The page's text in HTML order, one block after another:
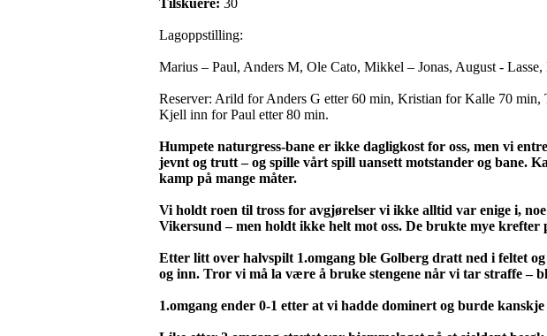
Lagoppstilling:
Marius – Paul, Anders M, Ole Cato, Mikkel – Jonas, August -
Reserver: Arild for Anders G etter 60 min, Kristian for Kalle 70
Kjell inn for Paul etter 80 min.
Humpete naturgress-bane er ikke dagligkost for oss, men vi
jevnt og trutt – og spille vårt spill uansett motstander og bane.
kamp på mange måter.
Vi holdt roen til tross for avgjørelser vi ikke alltid var enige i,
Vikersund – men holdt ikke helt mot oss. De brukte mye
Etter litt over halvspilt 1.omgang ble Golberg dratt ned i feltet
og inn. Tror vi må la være å bruke stengene når vi tar straffe –
1.omgang ender 0-1 etter at vi hadde dominert og burde